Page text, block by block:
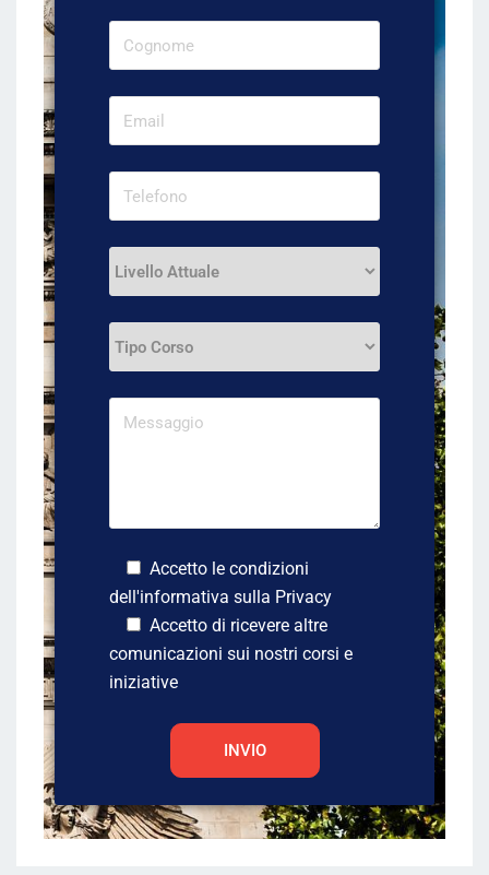
Accetto le condizioni
dell'informativa sulla Privacy
Accetto di ricevere altre
comunicazioni sui nostri corsi e
iniziative